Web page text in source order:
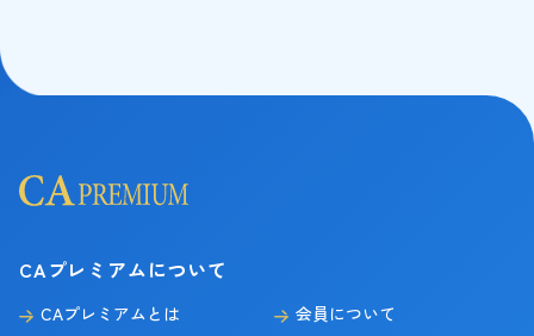
CAプレミアムについて
CAプレミアムとは
会員について